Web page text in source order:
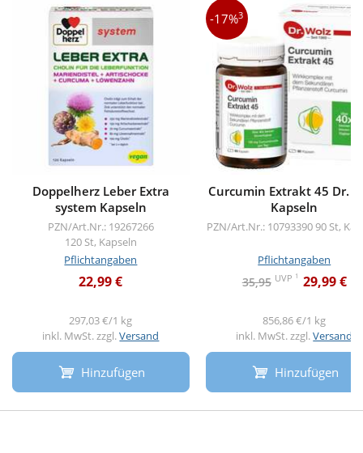
Doppelherz Leber Extra
system Kapseln
PZN/Art.Nr.: 19267266
120 St, Kapseln
Pflichtangaben
22,99 €
297,03 €/1 kg
inkl. MwSt. zzgl.Versand
Hinzufügen
-17%3
Curcumin Extrakt 45 Dr.
Kapseln
PZN/Art.Nr.: 1079339090 St,
Pflichtangaben
35,95 UVP 1 29,99 €
856,86 €/1 kg
inkl. MwSt. zzgl.Versand
Hinzufügen